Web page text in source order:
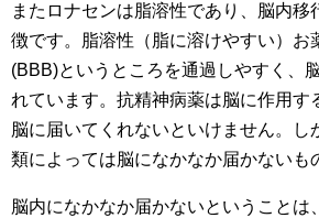
またロナセンは脂溶性であり、脳内移
徴です。脂溶性（脂に溶けやすい）お
(BBB)というところを通過しやすく、
れています。抗精神病薬は脳に作用す
脳に届いてくれないといけません。し
類によっては脳になかなか届かないも
脳内になかなか届かないということは